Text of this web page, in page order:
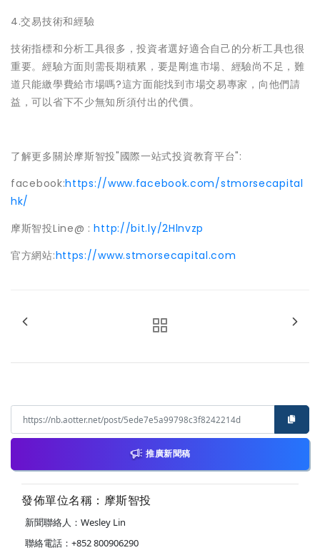
4.交易技術和經驗
技術指標和分析工具很多，投資者選好適合自己的分析工具也很
重要。經驗方面則需長期積累，要是剛進市場、經驗尚不足，難
道只能繳學費給市場嗎?這方面能找到市場交易專家，向他們請
益，可以省下不少無知所須付出的代價。
了解更多關於摩斯智投"國際一站式投資教育平台":
facebook:https://www.facebook.com/stmorsecapital
hk/
摩斯智投Line@ :http://bit.ly/2Hlnvzp
官方網站:https://www.stmorsecapital.com
推廣新聞稿
發佈單位名稱：摩斯智投
新聞聯絡人：Wesley Lin
聯絡電話：+852 800906290